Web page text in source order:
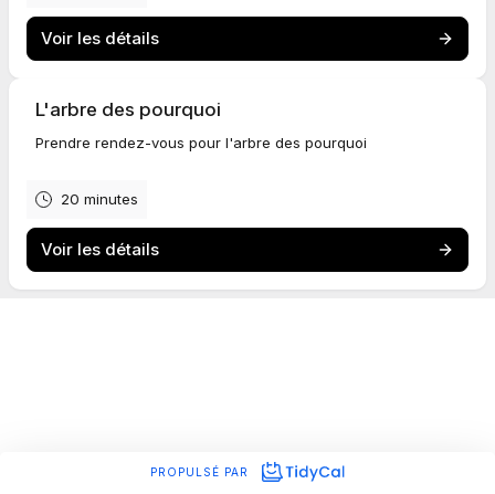
Voir les détails
L'arbre des pourquoi
Prendre rendez-vous pour l'arbre des pourquoi
20 minutes
Voir les détails
PROPULSÉ PAR